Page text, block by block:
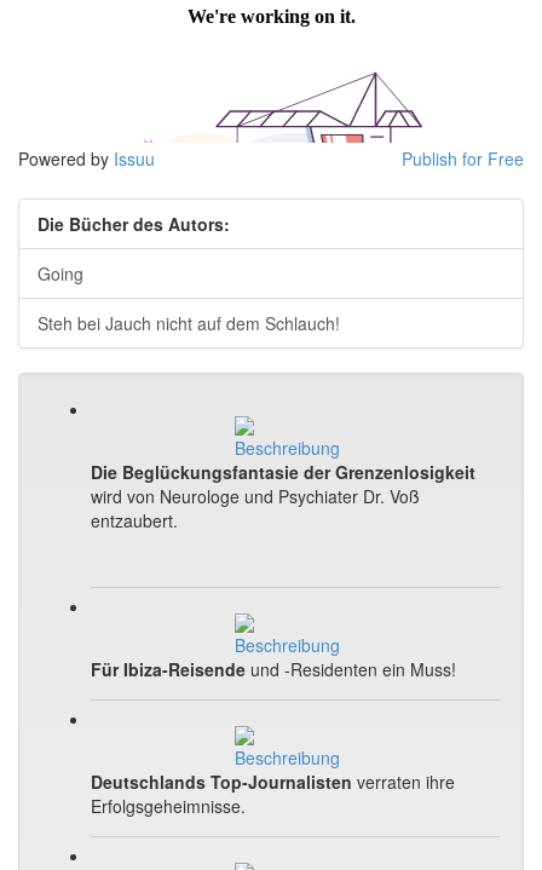
Powered by Issuu Publish for Free
Die Bücher des Autors:
Going
Steh bei Jauch nicht auf dem Schlauch!
Die Beglückungsfantasie der Grenzenlosigkeit
wird von Neurologe und Psychiater Dr. Voß
entzaubert.
Für Ibiza-Reisende und -Residenten ein Muss!
Deutschlands Top-Journalisten verraten ihre
Erfolgsgeheimnisse.